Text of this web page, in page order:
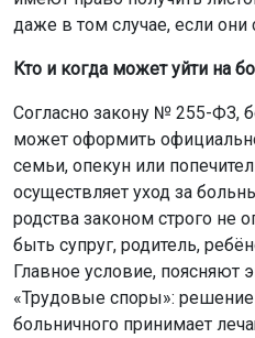
даже в том случае, если
Кто и когда может уйти на
Согласно закону № 255-ФЗ,
может оформить
семьи, опекун или
осуществляет уход за
родства законом строго не
быть супруг, родитель,
Главное условие, поясняют
«Трудовые споры»:
больничного принимает